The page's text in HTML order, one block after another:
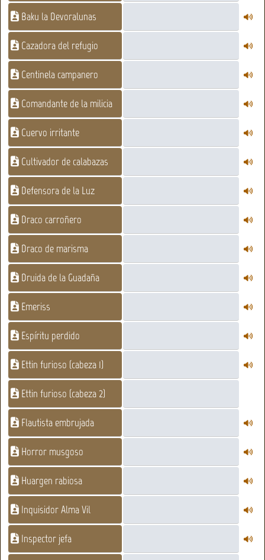
Baku la Devoralunas
Cazadora del refugio
Centinela campanero
Comandante de la milicia
Cuervo irritante
Cultivador de calabazas
Defensora de la Luz
Draco carroñero
Draco de marisma
Druida de la Guadaña
Emeriss
Espíritu perdido
Ettin furioso (cabeza 1)
Ettin furioso (cabeza 2)
Flautista embrujada
Horror musgoso
Huargen rabiosa
Inquisidor Alma Vil
Inspector jefa